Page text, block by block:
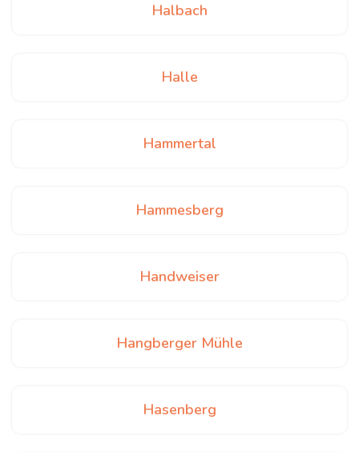
Halbach
Halle
Hammertal
Hammesberg
Handweiser
Hangberger Mühle
Hasenberg